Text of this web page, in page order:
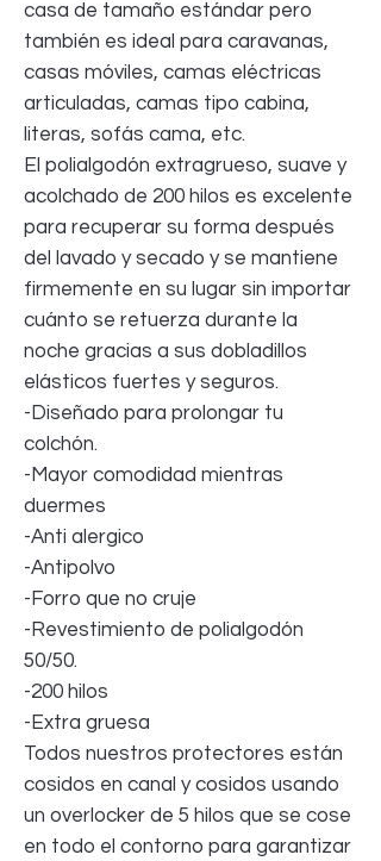
casa de tamaño estándar pero
también es ideal para caravanas,
casas móviles, camas eléctricas
articuladas, camas tipo cabina,
literas, sofás cama, etc.
El polialgodón extragrueso, suave y
acolchado de 200 hilos es excelente
para recuperar su forma después
del lavado y secado y se mantiene
firmemente en su lugar sin importar
cuánto se retuerza durante la
noche gracias a sus dobladillos
elásticos fuertes y seguros.
-Diseñado para prolongar tu
colchón.
-Mayor comodidad mientras
duermes
-Anti alergico
-Antipolvo
-Forro que no cruje
-Revestimiento de polialgodón
50/50.
-200 hilos
-Extra gruesa
Todos nuestros protectores están
cosidos en canal y cosidos usando
un overlocker de 5 hilos que se cose
en todo el contorno para garantizar